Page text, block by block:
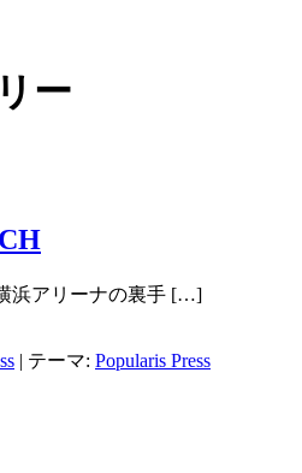
ー
浜アリーナの裏手 […]
| テーマ: Popularis Press